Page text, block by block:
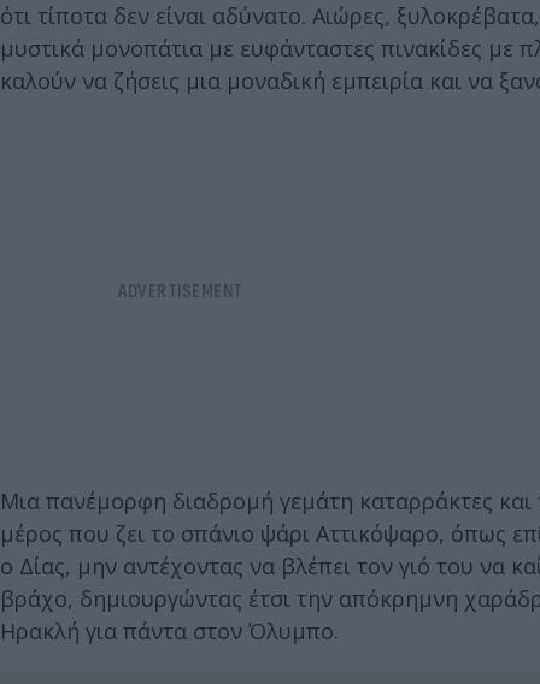
ότι τίποτα δεν είναι αδύνατο. Αιώρες,
μυστικά μονοπάτια με ευφάνταστες πινακίδες με
καλούν να ζήσεις μια μοναδική εμπειρία και να
Μια πανέμορφη διαδρομή γεμάτη καταρράκτες και
μέρος που ζει το σπάνιο ψάρι Αττικόψαρο, όπως
ο Δίας, μην αντέχοντας να βλέπει τον γιό του να
βράχο, δημιουργώντας έτσι την απόκρημνη
Ηρακλή για πάντα στον Όλυμπο.